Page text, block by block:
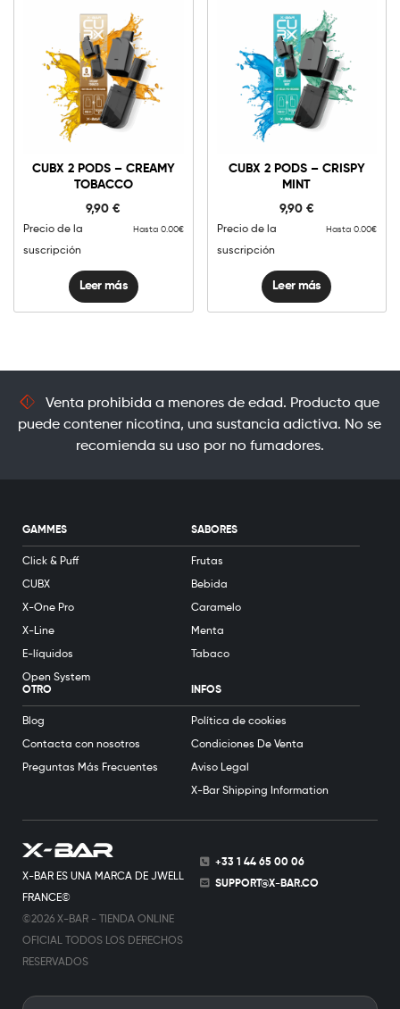
CUBX 2 PODS – CREAMY
TOBACCO
9,90€
Precio de la
suscripción
Hasta 0.00€
Leer más
CUBX 2 PODS – CRISPY
MINT
9,90 €
Precio de la
suscripción
Hasta 0.00€
Leer más
Venta prohibida a menores de edad. Producto que
puede contener nicotina, una sustancia adictiva. No se
recomienda su uso por no fumadores.
X-BAR ES UNA MARCA DE JWELL
FRANCE©
©2026 X-BAR - TIENDA ONLINE
OFICIAL TODOS LOS DERECHOS
RESERVADOS
+33 1 44 65 00 06
SUPPORT@X-BAR.CO
GAMMES
Click & Puff
CUBX
X-One Pro
X-Line
E-líquidos
Open System
SABORES
Frutas
Bebida
Caramelo
Menta
Tabaco
OTRO
Blog
Contacta con nosotros
Preguntas Más Frecuentes
INFOS
Política de cookies
Condiciones De Venta
Aviso Legal
X-Bar Shipping Information